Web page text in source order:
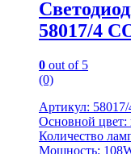
58017/4
0 out of 5
(0)
Артикул:
Основной цвет:
Количество
Мощность: